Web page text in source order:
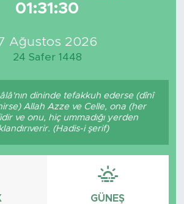
01:31:30
Ağustos 2026
24 Safer 1448
dininde tefakkuh ederse (dînî
Allah Azze ve Celle, ona (her
ve onu, hiç ummadığı yerden
(Hadis-i şerif)
GÜNEŞ
Haberleri